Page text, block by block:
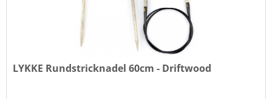
LYKKE Rundstricknadel 60cm - Driftwood